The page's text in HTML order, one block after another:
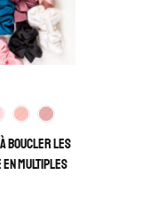
Boucler les
en Multiples